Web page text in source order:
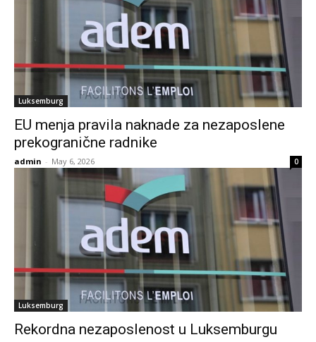
Luksemburg
EU menja pravila naknade za nezaposlene
prekogranične radnike
admin - May 6, 2026 0
Luksemburg
Rekordna nezaposlenost u Luksemburgu